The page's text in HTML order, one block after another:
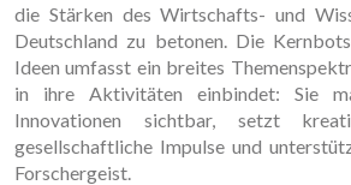
die Stärken des Wirtschafts- und
Deutschland zu betonen. Die
Ideen umfasst ein breites
in ihre Aktivitäten einbindet: Sie
Innovationen sichtbar, setzt
gesellschaftliche Impulse und
Forschergeist.